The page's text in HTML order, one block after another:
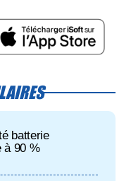
batterie
à 90 %